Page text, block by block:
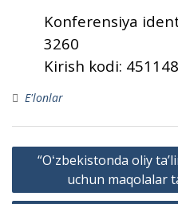
Konferensiya
3260
Kirish kodi: 451148
E'lonlar
Post
menyusi
“Oʻzbekistonda oliy
uchun maqolalar